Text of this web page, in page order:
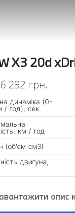
X3 20d
292 грн.
динаміка (0-
/ год), сек.
км / год
(об'єм см3)
двигуна,
опис